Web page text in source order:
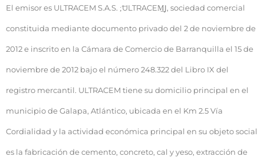
El emisor es ULTRACEM S.A.S. ;͞ULTRACEM͟Ϳ, sociedad comercial
constituida mediante documento privado del 2 de noviembre de
2012 e inscrito en la Cámara de Comercio de Barranquilla el 15 de
noviembre de 2012 bajo el número 248.322 del Libro IX del
registro mercantil. ULTRACEM tiene su domicilio principal en el
municipio de Galapa, Atlántico, ubicada en el Km 2.5 Vía
Cordialidad y la actividad económica principal en su objeto social
es la fabricación de cemento, concreto, cal y yeso, extracción de